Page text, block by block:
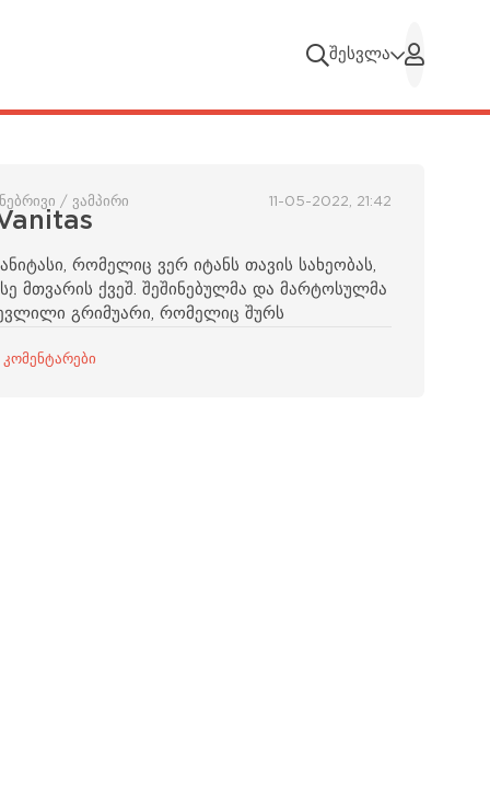
შესვლა
/ ვამპირი 11-05-2022, 21:42
რომელიც ვერ იტანს თავის სახეობას,
მთვარის ქვეშ. შეშინებულმა და მარტოსულმა
გრიმუარი, რომელიც შურს
კომენტარები